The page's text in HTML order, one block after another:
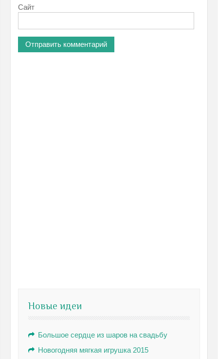
Сайт
Новые идеи
Большое сердце из шаров на свадьбу
Новогодняя мягкая игрушка 2015